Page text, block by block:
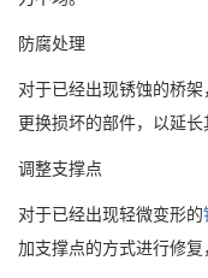
防腐处理
对于已经出现锈蚀的桥
更换损坏的部件，以延长
调整支撑点
对于已经出现轻微变形的
加支撑点的方式进行修复